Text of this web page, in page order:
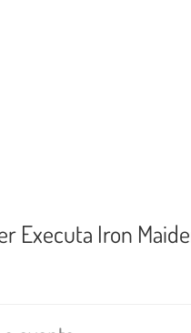
Executa Iron